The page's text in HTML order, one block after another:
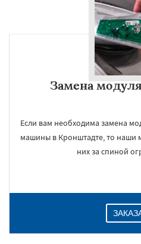
Замена
Если вам необходима замена
машины в Кронштадте, то наши
них за спиной